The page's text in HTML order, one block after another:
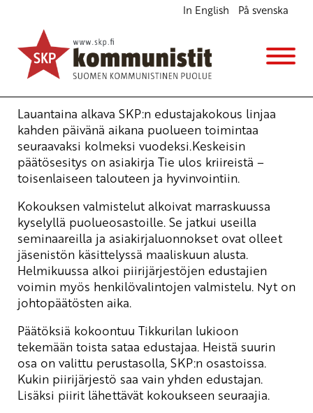
In English På svenska
Mistä SKP:n kokouksessa päätetään?
Ajankohtaista
16.5.2010 - 17:58
Lauantaina alkava SKP:n edustajakokous linjaa
kahden päivänä aikana puolueen toimintaa
seuraavaksi kolmeksi vuodeksi.Keskeisin
päätösesitys on asiakirja Tie ulos kriireistä –
toisenlaiseen talouteen ja hyvinvointiin.
Kokouksen valmistelut alkoivat marraskuussa
kyselyllä puolueosastoille. Se jatkui useilla
seminaareilla ja asiakirjaluonnokset ovat olleet
jäsenistön käsittelyssä maaliskuun alusta.
Helmikuussa alkoi piirijärjestöjen edustajien
voimin myös henkilövalintojen valmistelu. Nyt on
johtopäätösten aika.
Päätöksiä kokoontuu Tikkurilan lukioon
tekemään toista sataa edustajaa. Heistä suurin
osa on valittu perustasolla, SKP:n osastoissa.
Kukin piirijärjestö saa vain yhden edustajan.
Lisäksi piirit lähettävät kokoukseen seuraajia.